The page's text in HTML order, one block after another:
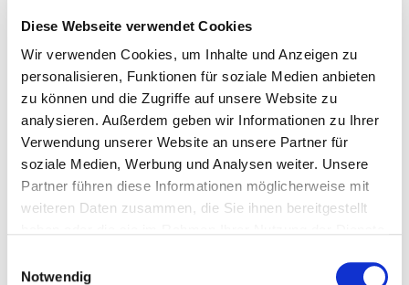
Diese Webseite verwendet Cookies
Wir verwenden Cookies, um Inhalte und Anzeigen zu
personalisieren, Funktionen für soziale Medien anbieten
zu können und die Zugriffe auf unsere Website zu
analysieren. Außerdem geben wir Informationen zu Ihrer
Verwendung unserer Website an unsere Partner für
soziale Medien, Werbung und Analysen weiter. Unsere
Partner führen diese Informationen möglicherweise mit
weiteren Daten zusammen, die Sie ihnen bereitgestellt
Notwendig